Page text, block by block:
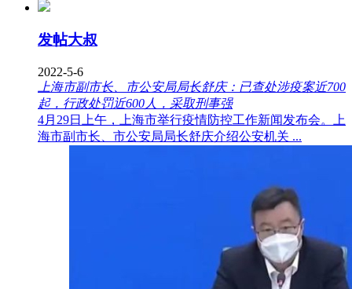
发帖大叔
2022-5-6
上海市副市长、市公安局局长舒庆：已查处涉疫案近700
起，行政处罚近600人，采取刑事强
4月29日上午，上海市举行疫情防控工作新闻发布会。上
海市副市长、市公安局局长舒庆介绍公安机关 ...